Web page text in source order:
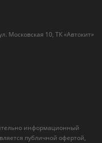
Московская 10, ТК «Автокит»
информационный
публичной офертой,